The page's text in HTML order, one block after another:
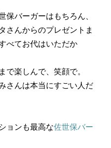
保バーガーはもちろん、
さんからのプレゼントま
べてお代はいただか
で楽しんで、笑顔で。
さんは本当にすごい人だ
ョンも最高な佐世保バー